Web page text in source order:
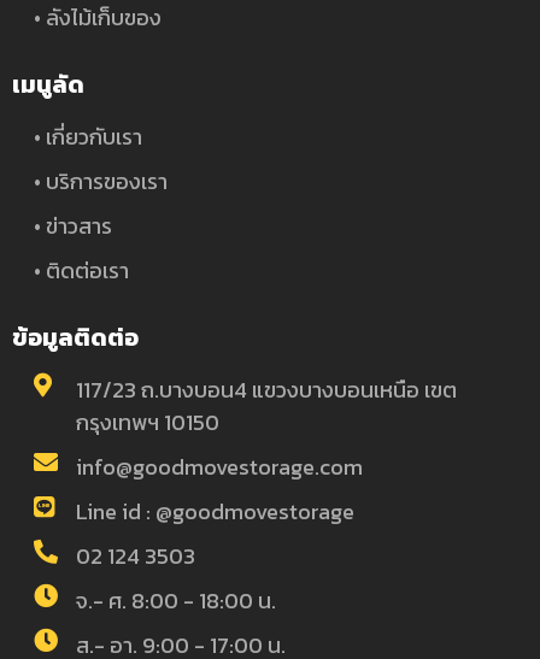
• ลังไม้เก็บของ
เมนูลัด
• เกี่ยวกับเรา
• บริการของเรา
• ข่าวสาร
• ติดต่อเรา
ข้อมูลติดต่อ
117/23 ถ.บางบอน4 แขวงบางบอนเหนือ เขต
กรุงเทพฯ 10150
info@goodmovestorage.com
Line id : @goodmovestorage
02 124 3503
จ.- ศ. 8:00 - 18:00 น.
ส.- อา. 9:00 - 17:00 น.